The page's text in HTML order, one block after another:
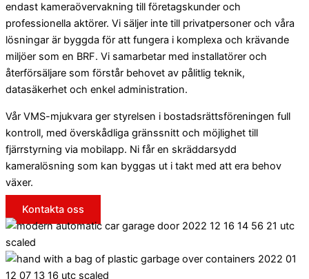
endast kameraövervakning till företagskunder och
professionella aktörer. Vi säljer inte till privatpersoner och våra
lösningar är byggda för att fungera i komplexa och krävande
miljöer som en BRF. Vi samarbetar med installatörer och
återförsäljare som förstår behovet av pålitlig teknik,
datasäkerhet och enkel administration.
Vår VMS-mjukvara ger styrelsen i bostadsrättsföreningen full
kontroll, med överskådliga gränssnitt och möjlighet till
fjärrstyrning via mobilapp. Ni får en skräddarsydd
kameralösning som kan byggas ut i takt med att era behov
växer.
Kontakta oss